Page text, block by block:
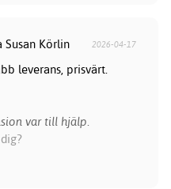
Körlin 2026-04-17
leverans, prisvärt.
var till hjälp.